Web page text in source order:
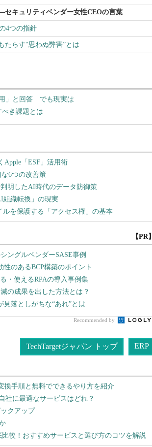
キュリティベンダー女性CEOの言葉
4つの指針
たらす“思わぬ弊害”とは
」と回答 でも現実は
き課題とは
【PR】
ングルベンダーSASE事例
のあるBCP構築のポイント
・使えるRPAの導入事例集
の成果を出した方法とは？
見落としがちな“あれ”とは
Recommended by
TechTargetジャパン トップ ERP
換手順と無料でできるやり方を紹介
社に最適なサービスはどれ？
クアップ
比較！おすすめサービスと選び方のコツを解説